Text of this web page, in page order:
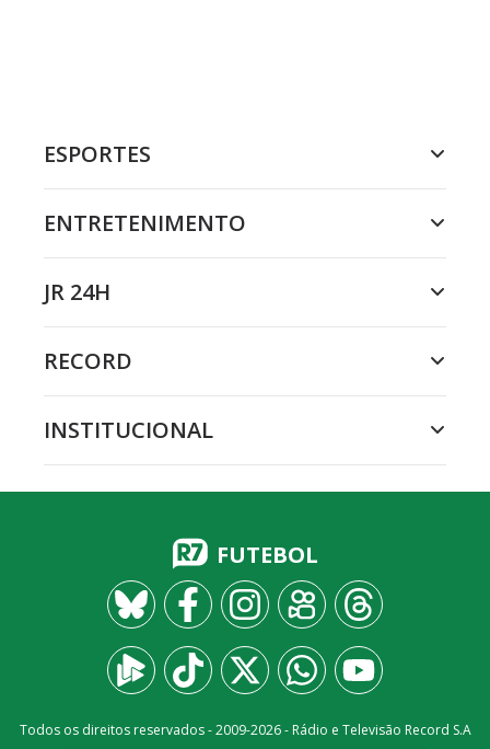
ESPORTES
ENTRETENIMENTO
JR 24H
RECORD
INSTITUCIONAL
FUTEBOL
Todos os direitos reservados - 2009-2026- Rádio e Televisão Record S.A